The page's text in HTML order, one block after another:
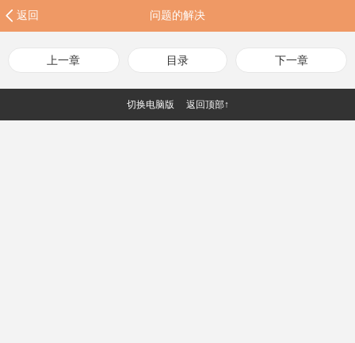
返回 问题的解决
上一章 目录 下一章
切换电脑版 返回顶部↑